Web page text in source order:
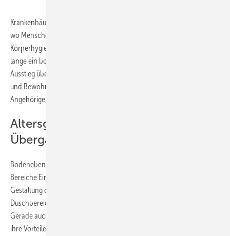
Krankenhäuser, Pflegeheime und Therapiezentren, also überall dort,
wo Menschen mit gesundheitlichen Einschränkungen die
Körperhygiene erleichtert werden soll, hat der Duschbereich schon
lange ein bodengleiches Profil. Da kein Hindernis für den Ein- und
Ausstieg überwunden werden muss, wird die Nutzung für Patienten
und Bewohner, ebenso wie für das Pflegepersonal und betreuende
Angehörige, sehr erleichtert.
Altersgerecht: Schwellenloser
Übergang in den Duschbereich
Bodenebene Duschen halten in der Zwischenzeit auch in andere
Bereiche Einzug. Sie sind dezent, ermöglichen eine durchgängige
Gestaltung des Raumes, einen schwellenlosen Übergang in den
Duschbereich und tragen so zu einem großzügigeren Raumgefühl bei.
Gerade auch in kleinen Bädern spielen bodenebene Ausführungen
ihre Vorteile aus. Denn durch die fehlende Schwelle wirkt der Raum